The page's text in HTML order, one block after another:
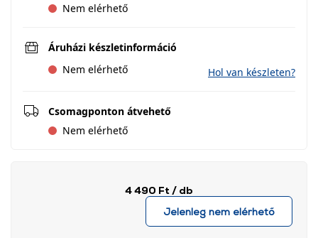
Nem elérhető
Áruházi készletinformáció
Nem elérhető
Hol van készleten?
Csomagponton átvehető
Nem elérhető
4 490 Ft / db
Jelenleg nem elérhető